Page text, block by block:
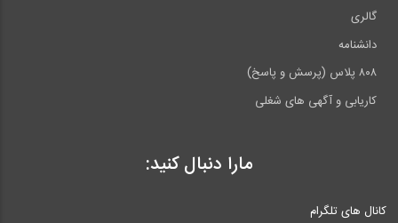
گالری
دانشنامه
۸۰۸ پلاس (پرسش و پاسخ)
کاریابی و آگهی های شغلی
مارا دنبال کنید:
کانال های تلگرام